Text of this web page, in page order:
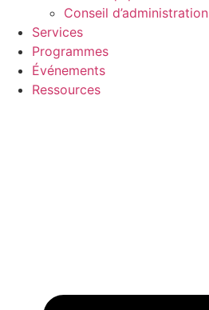
Conseil d’administration
Services
Programmes
Événements
Ressources